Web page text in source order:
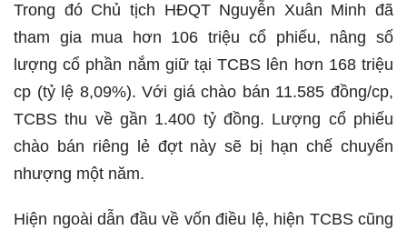
Trong đó Chủ tịch HĐQT Nguyễn Xuân Minh đã
tham gia mua hơn 106 triệu cổ phiếu, nâng số
lượng cổ phần nắm giữ tại TCBS lên hơn 168 triệu
cp (tỷ lệ 8,09%). Với giá chào bán 11.585 đồng/cp,
TCBS thu về gần 1.400 tỷ đồng. Lượng cổ phiếu
chào bán riêng lẻ đợt này sẽ bị hạn chế chuyển
nhượng một năm.
Hiện ngoài dẫn đầu về vốn điều lệ, hiện TCBS cũng